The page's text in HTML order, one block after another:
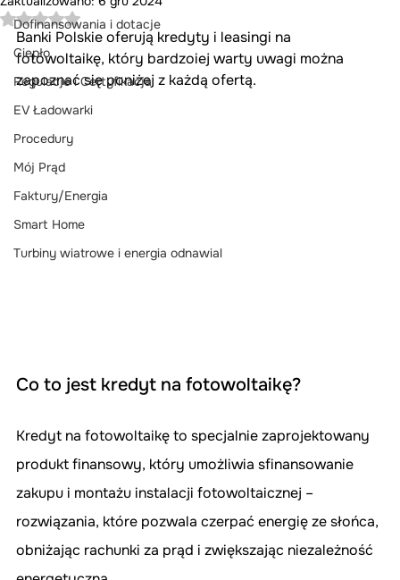
Dofinansowania i dotacje
Ciepło
Regulacje i Certyfikacja
EV Ładowarki
Procedury
Mój Prąd
Faktury/Energia
Smart Home
Turbiny wiatrowe i energia odnawial
Oceniono na NaN z 5 gwiazdek.
Banki Polskie oferują kredyty i leasingi na
fotowoltaikę, który bardzoiej warty uwagi można
zapoznać się poniżej z każdą ofertą.
Co to jest kredyt na fotowoltaikę?
Kredyt na fotowoltaikę to specjalnie zaprojektowany
produkt finansowy, który umożliwia sfinansowanie
zakupu i montażu instalacji fotowoltaicznej –
rozwiązania, które pozwala czerpać energię ze słońca,
obniżając rachunki za prąd i zwiększając niezależność